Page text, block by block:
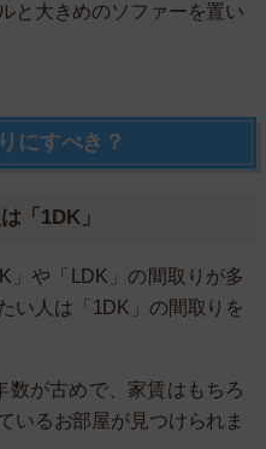
と大きめのソファーを置い
にすべき？
「1DK」
」や「LDK」の間取りが多
い人は「1DK」の間取りを
数が古めで、家賃はもちろ
いるお部屋が見つけられま